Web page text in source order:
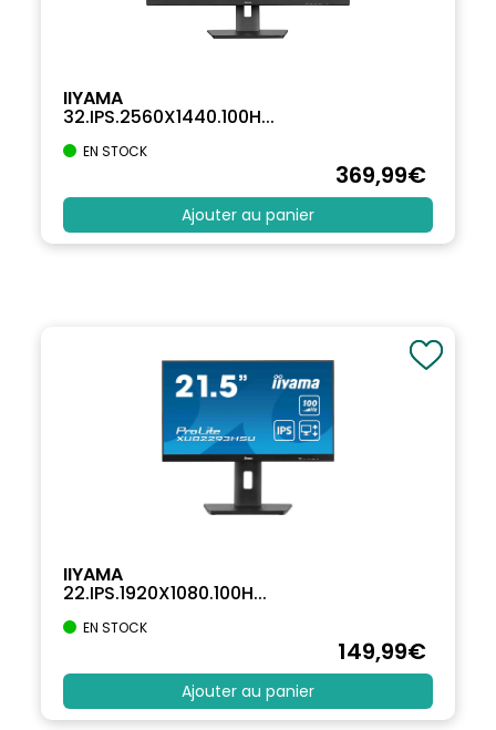
IIYAMA
32.IPS.2560X1440.100H...
EN STOCK
369,99€
Ajouter au panier
IIYAMA
22.IPS.1920X1080.100H...
EN STOCK
149,99€
Ajouter au panier